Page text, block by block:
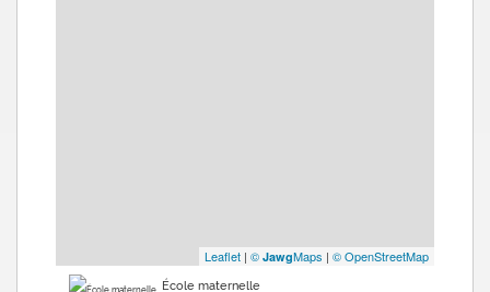
Leaflet | © JawgMaps | © OpenStreetMap
École maternelle